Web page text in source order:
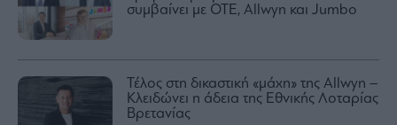
συμβαίνει με ΟΤΕ, Allwyn και Jumbo
Τέλος στη δικαστική «μάχη» της Allwyn –
Κλειδώνει η άδεια της Εθνικής Λοταρίας
Βρετανίας